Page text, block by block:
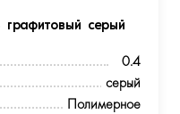
серый
0.4
серый
Полимерное